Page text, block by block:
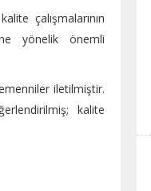
çalışmalarının
yönelik önemli
iletilmiştir.
kalite